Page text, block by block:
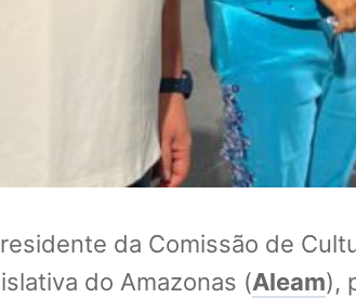
da Comissão de
do Amazonas (Aleam),